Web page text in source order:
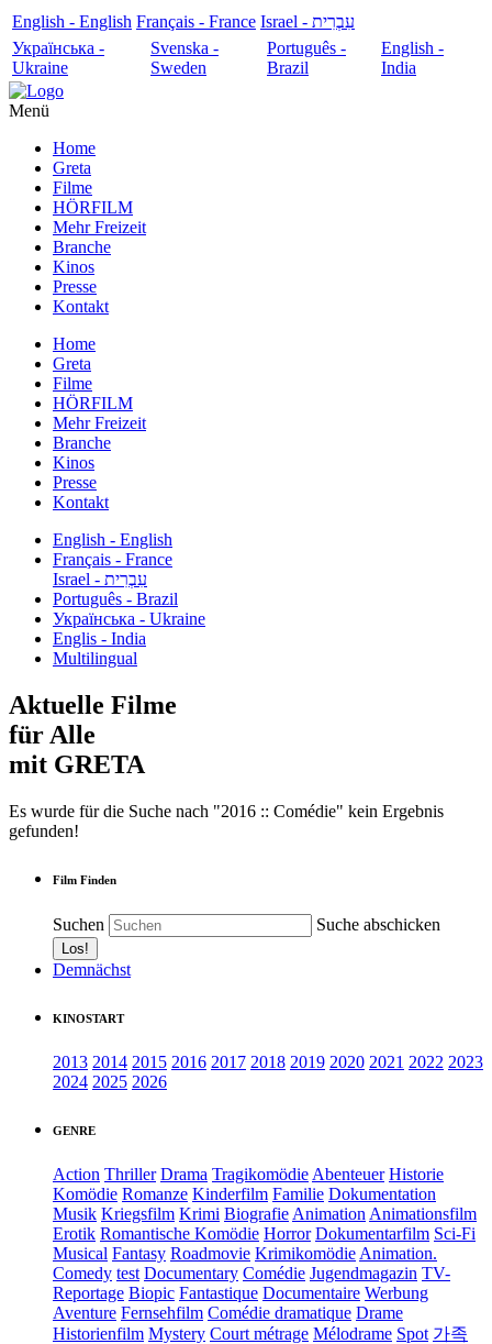
English - English Français - France
עִבְרִית - Israel
Українська -
Ukraine
Svenska -
Sweden
Português -
Brazil
English -
India
Menü
Home
Greta
Filme
HÖRFILM
Mehr Freizeit
Branche
Kinos
Presse
Kontakt
Home
Greta
Filme
HÖRFILM
Mehr Freizeit
Branche
Kinos
Presse
Kontakt
English - English
Français - France
עִבְרִית - Israel
Português - Brazil
Українська - Ukraine
Englis - India
Multilingual
Aktuelle Filme
für Alle
mit GRETA
Es wurde für die Suche nach "2016 :: Comédie" kein Ergebnis
gefunden!
Film Finden
Suchen Suche abschicken
Demnächst
KINOSTART
2013 2014 2015 2016 2017 2018 2019 2020 2021 2022 2023
2024 2025 2026
GENRE
Action Thriller Drama Tragikomödie Abenteuer Historie
Komödie Romanze Kinderfilm Familie Dokumentation
Musik Kriegsfilm Krimi Biografie Animation Animationsfilm
Erotik Romantische Komödie Horror Dokumentarfilm Sci-Fi
Musical Fantasy Roadmovie Krimikomödie Animation.
Comedy test Documentary Comédie Jugendmagazin TV-
Reportage Biopic Fantastique Documentaire Werbung
Aventure Fernsehfilm Comédie dramatique Drame
Historienfilm Mystery Court métrage Mélodrame Spot 가족